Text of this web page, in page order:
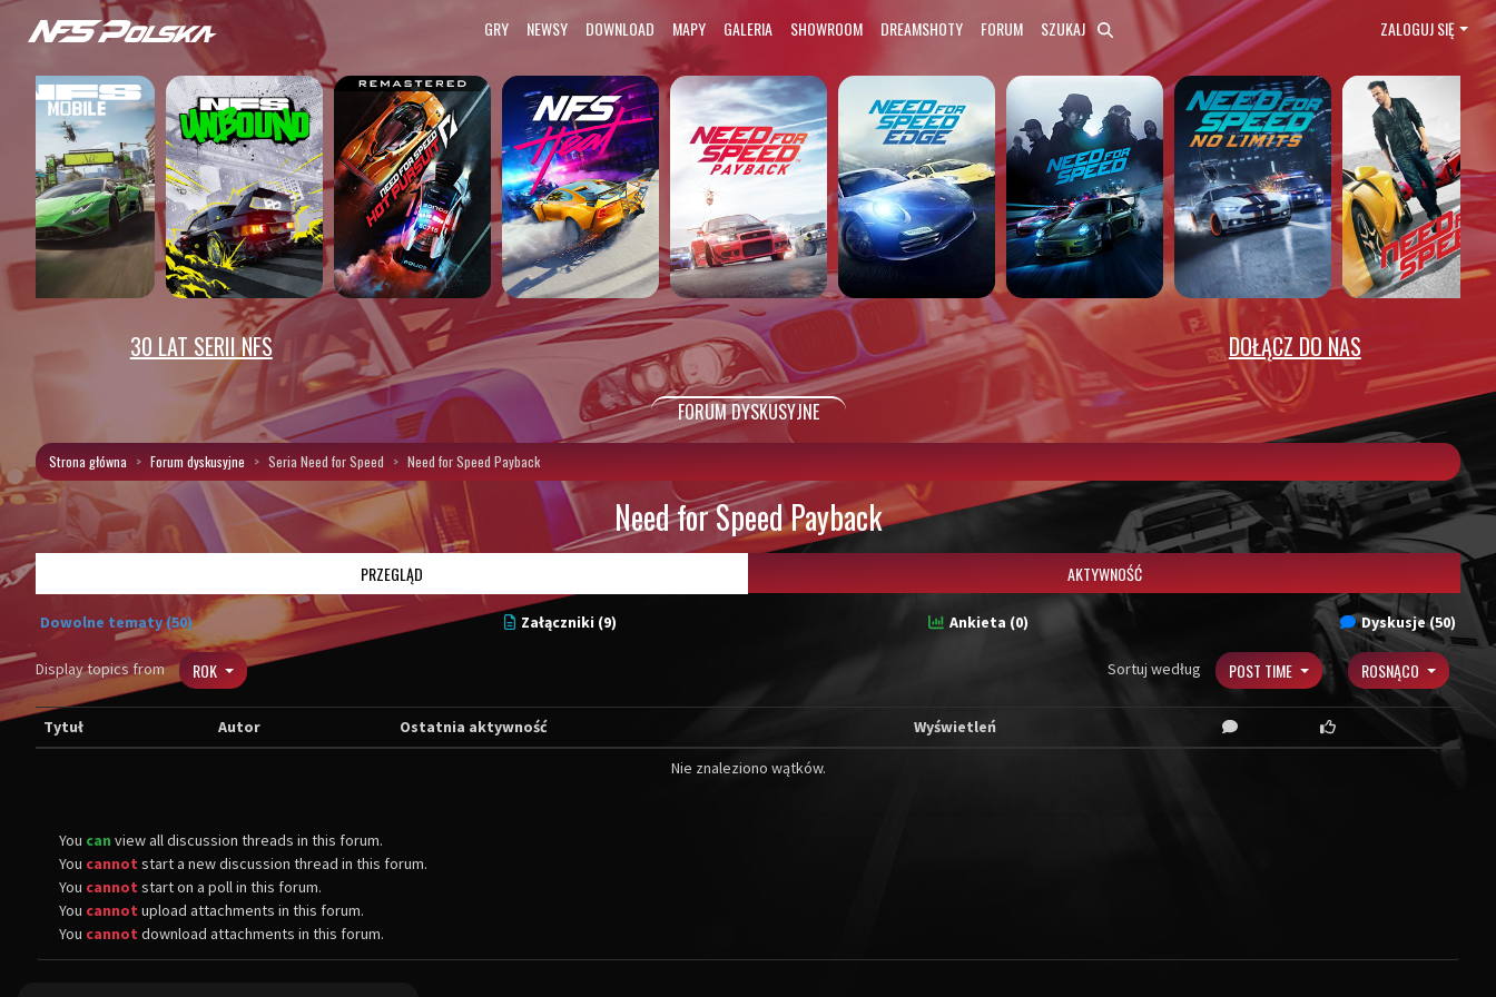
GRY NEWSY DOWNLOAD MAPY GALERIA SHOWROOM DREAMSHOTY FORUM SZUKAJ ZALOGUJ SIĘ
30 LAT SERII NFS DOŁĄCZ DO NAS
FORUM DYSKUSYJNE
Strona główna Forum dyskusyjne Seria Need for Speed Need for Speed Payback
Need for Speed Payback
PRZEGLĄD AKTYWNOŚĆ
Dowolne tematy (50) Załączniki (9) Ankieta (0) Dyskusje (50)
Display topics from ROK Sortuj według POST TIME ROSNĄCO
Tytuł Autor Ostatnia aktywność Wyświetleń
Nie znaleziono wątków.
You can view all discussion threads in this forum.
You cannot start a new discussion thread in this forum.
You cannot start on a poll in this forum.
You cannot upload attachments in this forum.
You cannot download attachments in this forum.